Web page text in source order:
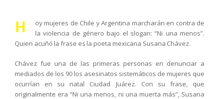
H
oy mujeres de Chile y Argentina marcharán en contra de
la violencia de género bajo el slogan: “Ni una menos”.
Quien acuñó la frase es la poeta mexicana Susana Chávez.
Chávez fue una de las primeras personas en denunciar a
mediados de los 90 los asesinatos sistemáticos de mujeres que
ocurrían en su natal Ciudad Juárez. Con su frase, que
originalmente era “Ni una menos, ni una muerta más”, Susana